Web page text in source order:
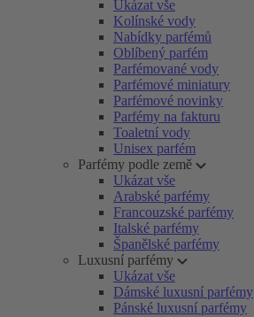
Ukázat vše
Kolínské vody
Nabídky parfémů
Oblíbený parfém
Parfémované vody
Parfémové miniatury
Parfémové novinky
Parfémy na fakturu
Toaletní vody
Unisex parfém
Parfémy podle země
Ukázat vše
Arabské parfémy
Francouzské parfémy
Italské parfémy
Španělské parfémy
Luxusní parfémy
Ukázat vše
Dámské luxusní parfémy
Pánské luxusní parfémy